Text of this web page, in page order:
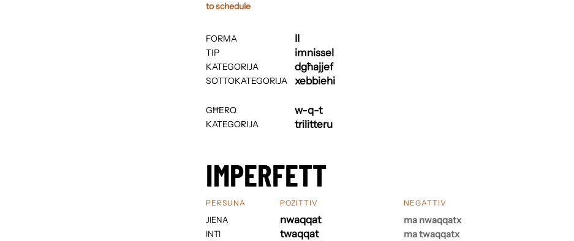
to schedule
FORMA
TIP
KATEGORIJA
SOTTOKATEGORIJA
GĦERQ
KATEGORIJA
imnissel
dgħajjef
xebbiehi
w-q-t
trilitteru
IMPERFETT
PERSUNA
JIENA
INTI
POŻITTIV
nwaqqat
twaqqat
NEGATTIV
ma nwaqqatx
ma twaqqatx